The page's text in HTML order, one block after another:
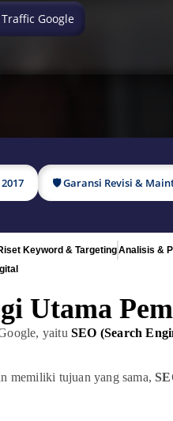
Google
🛡 Garansi Revisi &
Keyword & TargetingAnalisis &
Utama
yaitu SEO (Search
memiliki tujuan yang sama,